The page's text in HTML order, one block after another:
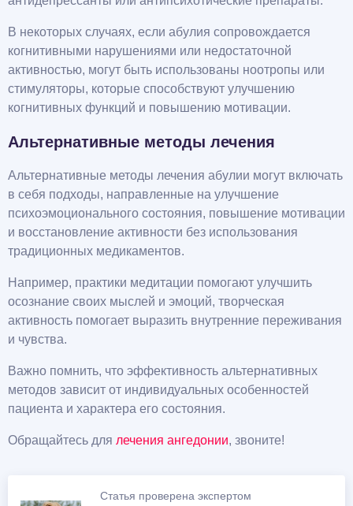
В некоторых случаях, если абулия сопровождается
когнитивными нарушениями или недостаточной
активностью, могут быть использованы ноотропы или
стимуляторы, которые способствуют улучшению
когнитивных функций и повышению мотивации.
Альтернативные методы лечения
Альтернативные методы лечения абулии могут включать
в себя подходы, направленные на улучшение
психоэмоционального состояния, повышение мотивации
и восстановление активности без использования
традиционных медикаментов.
Например, практики медитации помогают улучшить
осознание своих мыслей и эмоций, творческая
активность помогает выразить внутренние переживания
и чувства.
Важно помнить, что эффективность альтернативных
методов зависит от индивидуальных особенностей
пациента и характера его состояния.
Обращайтесь для лечения ангедонии, звоните!
Статья проверена экспертом